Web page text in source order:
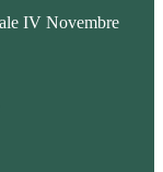
IV Novembre